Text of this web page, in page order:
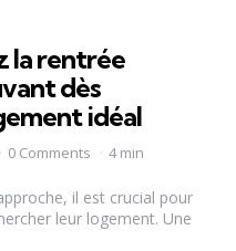
la rentrée
dès
idéal
0 Comments 4 min
il est crucial pour
leur logement. Une